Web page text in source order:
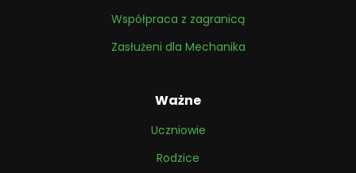
Współpraca z zagranicą
Zasłużeni dla Mechanika
Ważne
Uczniowie
Rodzice